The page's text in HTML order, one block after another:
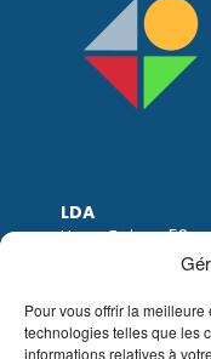
Pour vous offrir la
technologies telles que les
informations relatives à
LDA
Hoge Buizen 53
TVA: